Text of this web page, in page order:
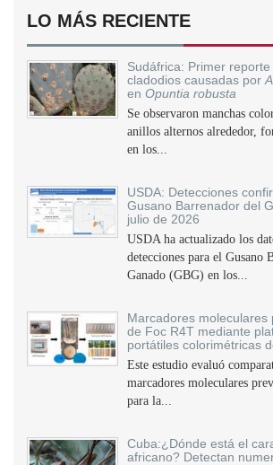
LO MÁS RECIENTE
Sudáfrica: Primer
cladodios causadas por
en Opuntia robusta
Se observaron manchas
anillos alternos alrededor,
en los...
USDA: Detecciones
Gusano Barrenador del
julio de 2026
USDA ha actualizado los
detecciones para el Gusano
Ganado (GBG) en los...
Marcadores moleculares
de Foc R4T mediante
portátiles colorimétricas
Este estudio evaluó
marcadores moleculares
para la...
Cuba:¿Dónde está el
africano? Detectan